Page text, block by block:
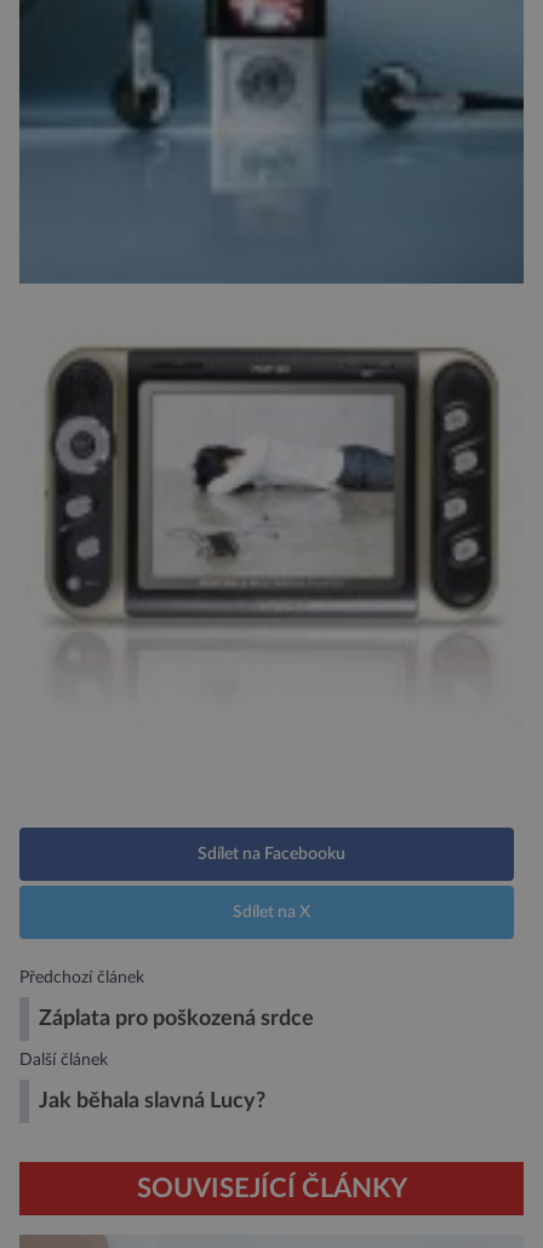
Sdílet na Facebooku
Sdílet na X
Předchozí článek
Záplata pro poškozená srdce
Další článek
Jak běhala slavná Lucy?
SOUVISEJÍCÍ ČLÁNKY